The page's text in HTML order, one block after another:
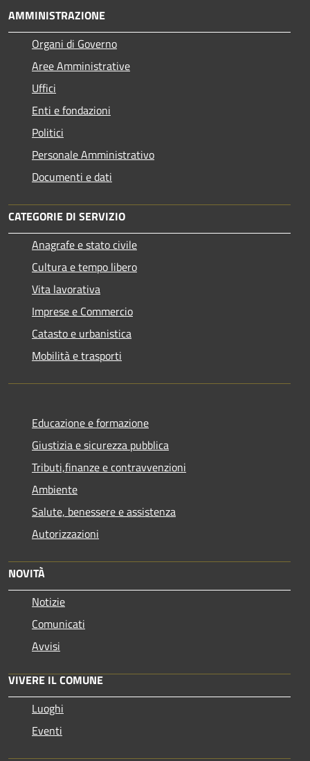
AMMINISTRAZIONE
Organi di Governo
Aree Amministrative
Uffici
Enti e fondazioni
Politici
Personale Amministrativo
Documenti e dati
CATEGORIE DI SERVIZIO
Anagrafe e stato civile
Cultura e tempo libero
Vita lavorativa
Imprese e Commercio
Catasto e urbanistica
Mobilità e trasporti
Educazione e formazione
Giustizia e sicurezza pubblica
Tributi,finanze e contravvenzioni
Ambiente
Salute, benessere e assistenza
Autorizzazioni
NOVITÀ
Notizie
Comunicati
Avvisi
VIVERE IL COMUNE
Luoghi
Eventi